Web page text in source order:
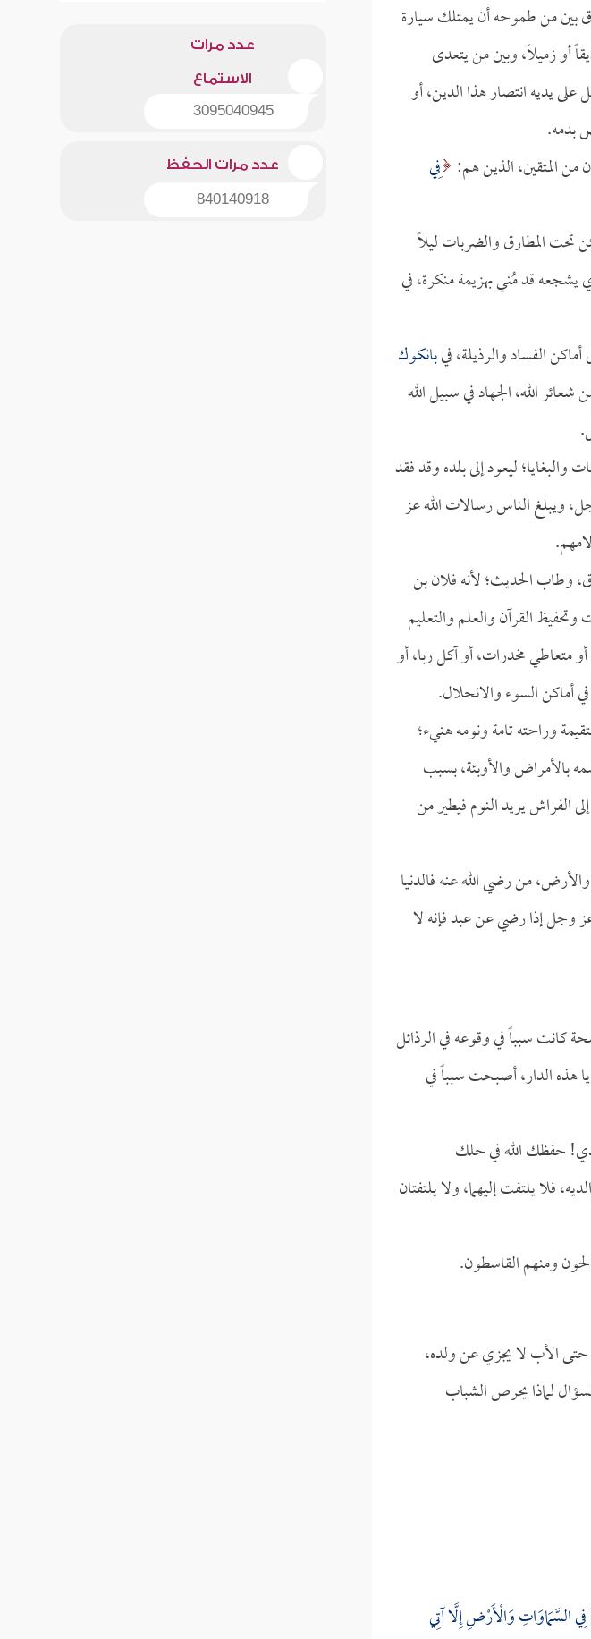
بين من طموحه أن يمتلك سيارة
أو زميلاً، وبين من يتعدى
يديه انتصار هذا الدين، أو
بدمه.
المتقين، الذين هم: فِي
تحت المطارق والضربات ليلاً
يشجعه قد مُني بهزيمة منكرة، في
الفساد والرذيلة، فيبانكوك
الله، الجهاد في سبيل الله
ليعود إلى بلده وقد فقد
ويبلغ الناس رسالات الله عز
وطاب الحديث؛ لأنه فلان بن
القرآن والعلم والتعليم
متعاطي مخدرات، أو آكل ربا، أو
أماكن السوء والانحلال.
وراحته تامة ونومه هنيء؛
بالأمراض والأوبئة، بسبب
الفراش يريد النوم فيطير من
من رضي الله عنه فالدنيا
وجل إذا رضي عن عبد فإنه لا
كانت سبباً في وقوعه في الرذائل
هذه الدار، أصبحت سبباً في
حفظك الله في حلك
فلا يلتفت إليهما، ولا يلتفتان
ومنهم القاسطون.
الأب لا يجزي عن ولده،
لماذا يحرص الشباب
السَّمَاوَاتِ وَالْأَرْضِ إِلَّا آتِي
عدد مرات
الاستماع
3095040945
عدد مرات الحفظ
840140918